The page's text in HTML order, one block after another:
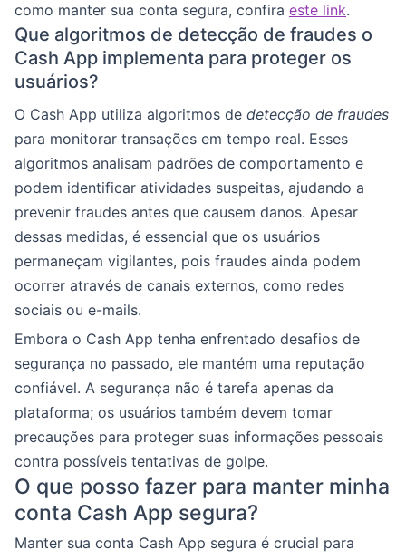
como manter sua conta segura, confira este link.
Que algoritmos de detecção de fraudes o
Cash App implementa para proteger os
usuários?
O Cash App utiliza algoritmos de detecção de fraudes
para monitorar transações em tempo real. Esses
algoritmos analisam padrões de comportamento e
podem identificar atividades suspeitas, ajudando a
prevenir fraudes antes que causem danos. Apesar
dessas medidas, é essencial que os usuários
permaneçam vigilantes, pois fraudes ainda podem
ocorrer através de canais externos, como redes
sociais ou e-mails.
Embora o Cash App tenha enfrentado desafios de
segurança no passado, ele mantém uma reputação
confiável. A segurança não é tarefa apenas da
plataforma; os usuários também devem tomar
precauções para proteger suas informações pessoais
contra possíveis tentativas de golpe.
O que posso fazer para manter minha
conta Cash App segura?
Manter sua conta Cash App segura é crucial para